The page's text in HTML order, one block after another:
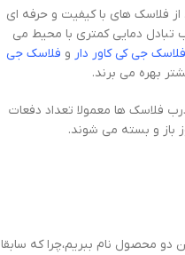
فلاسک های با کیفیت و حرفه ای
دمایی کمتری با محیط می
فلاسک جی کی کاور دار و فلاسک جی
بهره می برند.
فلاسک ها معمولا تعداد دفعات
باز و بسته می شوند.
دو محصول نام ببریم،چرا که سابقا